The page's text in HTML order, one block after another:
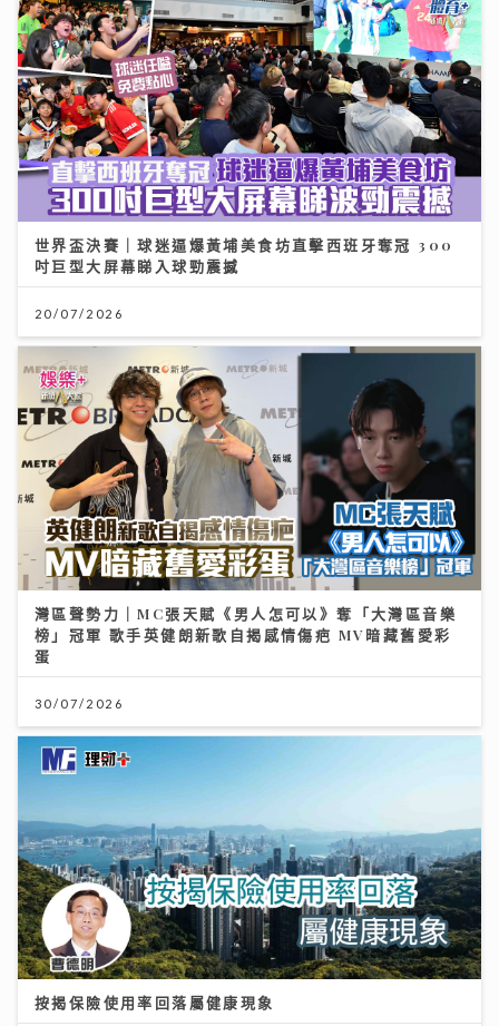
世界盃決賽｜球迷逼爆黃埔美食坊直擊西班牙奪冠 300
吋巨型大屏幕睇入球勁震撼
20/07/2026
灣區聲勢力｜MC張天賦《男人怎可以》奪「大灣區音樂
榜」冠軍 歌手英健朗新歌自揭感情傷疤 MV暗藏舊愛彩
蛋
30/07/2026
按揭保險使用率回落屬健康現象